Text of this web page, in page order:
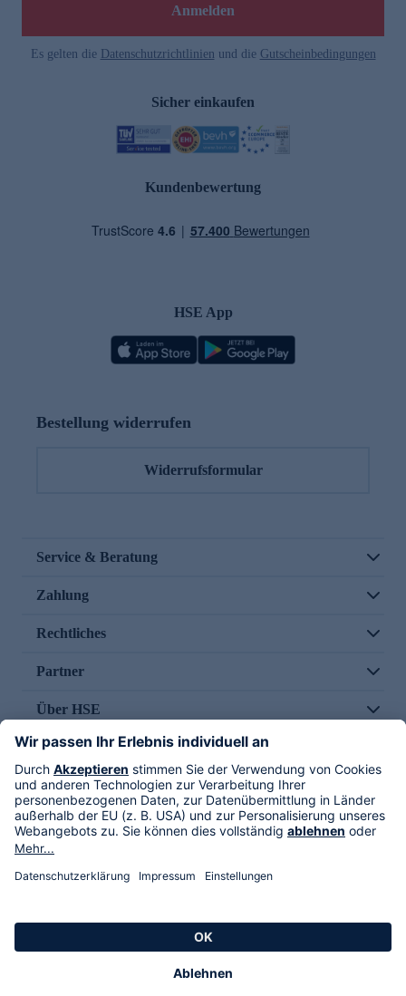
Anmelden
Es gelten die Datenschutzrichtlinien und die Gutscheinbedingungen
Sicher einkaufen
Kundenbewertung
HSE App
Bestellung widerrufen
Widerrufsformular
Service & Beratung
Zahlung
Rechtliches
Partner
Über HSE
Im TV
HSE International